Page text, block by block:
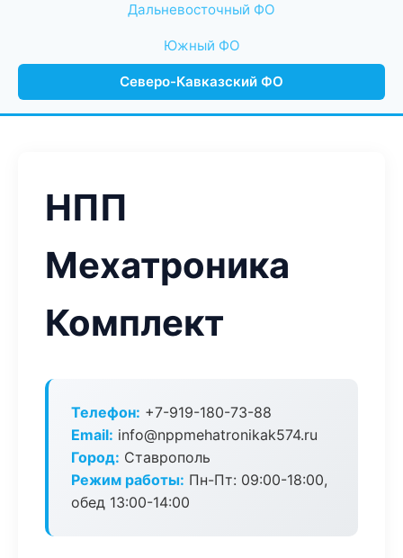
Дальневосточный ФО
Южный ФО
Северо-Кавказский ФО
НПП
Мехатроника
Комплект
Телефон: +7-919-180-73-88
Email: info@nppmehatronikak574.ru
Город: Ставрополь
Режим работы: Пн-Пт: 09:00-18:00,
обед 13:00-14:00